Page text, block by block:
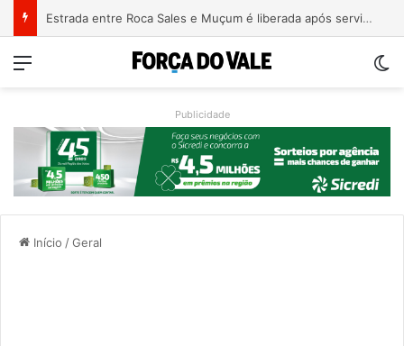
Estrada entre Roca Sales e Muçum é liberada após serviços de manutenção
Menu
Publicidade
Início /Geral